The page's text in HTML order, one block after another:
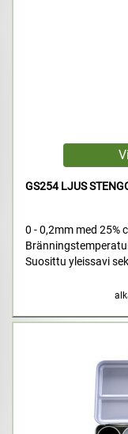
GS254 LJUS
0 - 0,2mm med 25%
Suosittu yleissavi